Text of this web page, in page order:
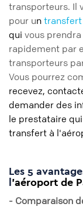
transporteurs. Il
pour un
qui vous
rapidement par
transporteurs
Vous pourrez
recevez,
demander des
le prestataire
transfert à
Les 5
l’aéroport de
- Comparaison